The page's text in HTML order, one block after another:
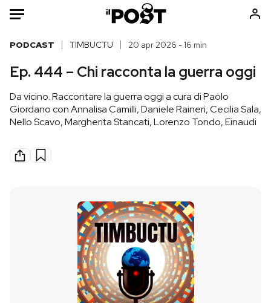
Auto
HOME
Italia
Mondo
Tecnologia
Moda
Libri
Europa
Altrecose
Mondiali calcio 2026
PODCAST TIMBUCTU 20 apr 2026 - 16 min
Ep. 444 – Chi racconta la guerra oggi
Da vicino. Raccontare la guerra oggi a cura di Paolo
Giordano con Annalisa Camilli, Daniele Raineri, Cecilia Sala,
Nello Scavo, Margherita Stancati, Lorenzo Tondo, Einaudi